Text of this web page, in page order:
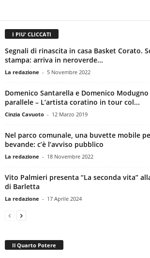
I PIU' CLICCATI
Segnali di rinascita in casa Basket Corato.
stampa: arriva in neroverde...
La redazione - 5 Novembre 2022
Domenico Santarella e Domenico
parallele – L’artista coratino in tour col...
Cinzia Cavuoto - 12 Marzo 2019
Nel parco comunale, una buvette mobile
bevande: c’è l’avviso pubblico
La redazione - 18 Novembre 2022
Vito Palmieri presenta “La seconda vita”
di Barletta
La redazione - 17 Aprile 2024
Il Quarto Potere